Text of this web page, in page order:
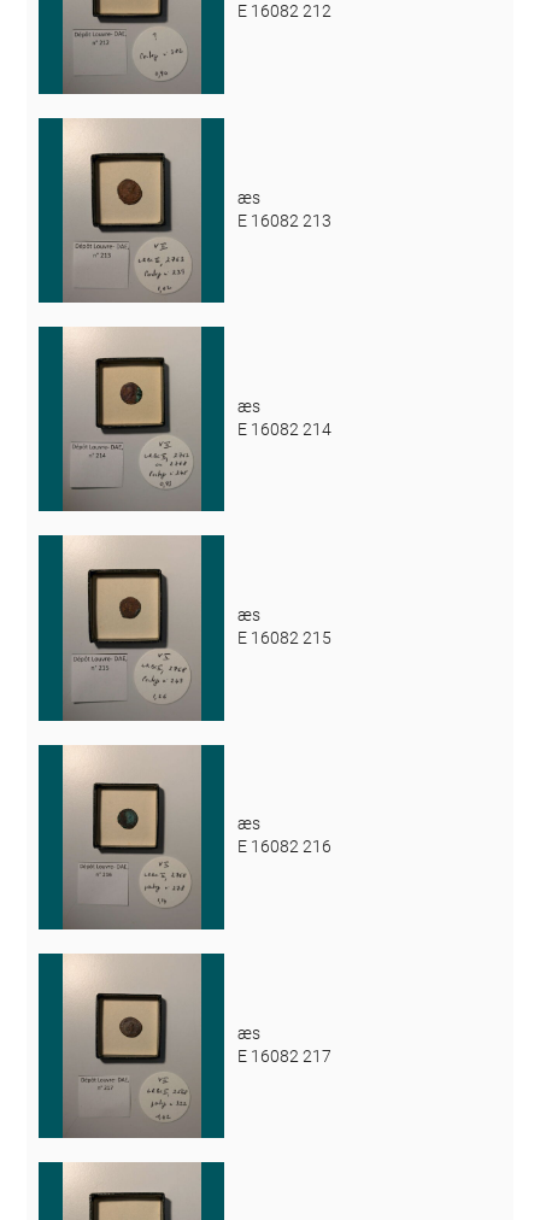
E 16082 212
æs
E 16082 213
æs
E 16082 214
æs
E 16082 215
æs
E 16082 216
æs
E 16082 217